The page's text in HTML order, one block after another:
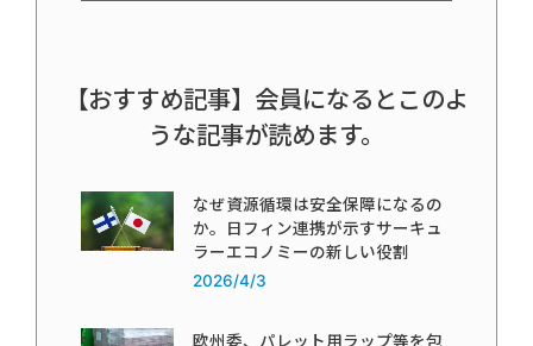
【おすすめ記事】会員になるとこのよ
うな記事が読めます。
なぜ資源循環は安全保障になるの
か。日フィン連携が示すサーキュ
ラーエコノミーの新しい役割
2026/4/3
欧州委、パレット用ラップ等を包